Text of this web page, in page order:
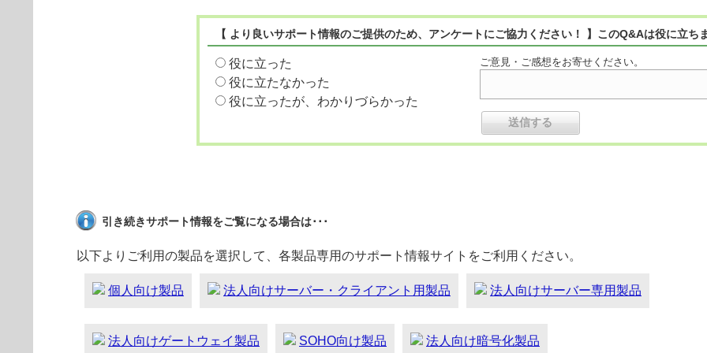
【 より良いサポート情報のご提供のため、アンケートにご協力ください！ 】このQ&Aは役に立ち
役に立った
役に立たなかった
役に立ったが、わかりづらかった
ご意見・ご感想をお寄せください。
引き続きサポート情報をご覧になる場合は･･･
以下よりご利用の製品を選択して、各製品専用のサポート情報サイトをご利用ください。
個人向け製品 法人向けサーバー・クライアント用製品 法人向けサーバー専用製品
法人向けゲートウェイ製品 SOHO向け製品 法人向け暗号化製品